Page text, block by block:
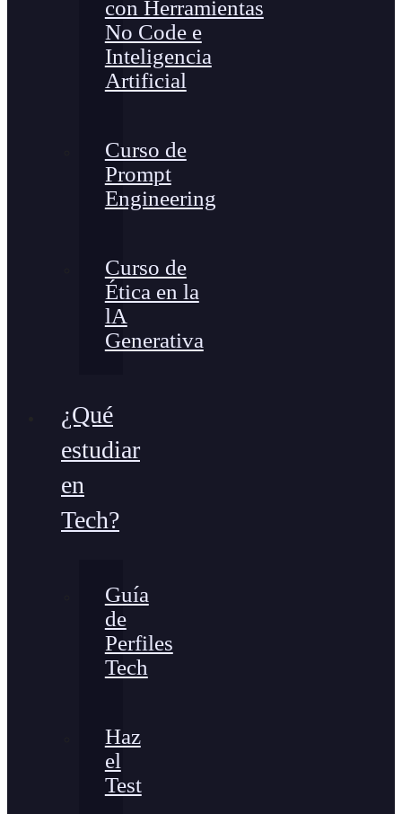
con Herramientas
No Code e
Inteligencia
Artificial
Curso de
Prompt
Engineering
Curso de
Ética en la
lA
Generativa
¿Qué
estudiar
en
Tech?
Guía
de
Perfiles
Tech
Haz
el
Test